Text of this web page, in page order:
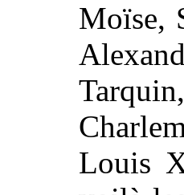
Moïse,
Louis